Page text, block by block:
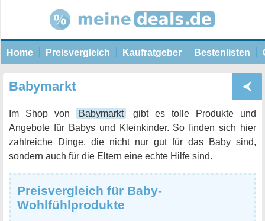
Home Preisvergleich Kaufratgeber Bestenlisten
Babymarkt
Im Shop von Babymarkt
gibt es tolle Produkte und
Angebote für Babys und Kleinkinder. So finden sich hier
zahlreiche Dinge, die nicht nur gut für das Baby sind,
sondern auch für die Eltern eine echte Hilfe sind.
Preisvergleich für Baby-
Wohlfühlprodukte